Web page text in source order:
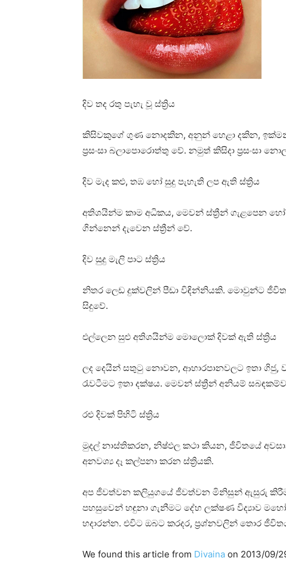
දිව තද රතු පැහැ වූ ස්‌ත්‍රිය
කිසිවකුගේ ගුණ නොදකින, අනුන් හෙළා දකින,
ප්‍රසංසා බලාපොරොත්තු වේ. නමුත් කිසිදා ප්‍රසංසා
දිව මැද කළු, තඹ හෝ සුදු පැහැති ලප ඇති ස්‌ත්‍රිය
අතිශයින්ම කාම අධිකය, මෙවන් ස්‌ත්‍රීන් ගැළපෙන
ගින්නෙන් දැවෙන ස්‌ත්‍රීන් වේ.
දිව සුදු මැලි පාට ස්‌ත්‍රිය
නිතර ලෙඩ දුක්‌වලින් පීඩා විඳින්නියකි. මොවුන්ට
සිදුවේ.
එල්ලෙන සුළු අතිශයින්ම මොලොක්‌ දිවක්‌ ඇති ස්‌ත්‍රිය
ලද දෙයින් සතුටු නොවන, ආහාරපානවලට ඉතා ගිජු,
රැවටීමට ඉතා දක්‌ෂය. මෙවන් ස්‌ත්‍රීන් අනියම්
රළු දිවක්‌ පිහිටි ස්‌ත්‍රිය
මුදල් නාස්‌තිකරන, නිෂ්ඵල කථා කියන, ජීවිතයේ
අනවශ්‍ය දෑ කල්පනා කරන ස්‌ත්‍රියකි.
අප ජීවත්වන කලියුගයේ ජීවත්වන මිනිසුන් ඇසුරු
පහසුවෙන් හඳුනා ගැනීමට දේහ ලක්‌ෂණ විද්‍යාව
හදාරන්න. එවිට ඔබට කරදර, ප්‍රශ්නවලින් තොර
We found this article from Divaina on 2013/09/